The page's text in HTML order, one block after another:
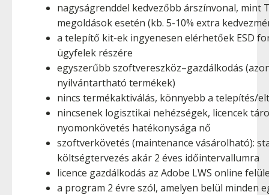
nagyságrenddel kedvezőbb árszínvonal, mint
megoldások esetén (kb. 5-10% extra
a telepítő kit-ek ingyenesen elérhetőek ESD
ügyfelek részére
egyszerűbb szoftvereszköz–gazdálkodás
nyilvántartható termékek)
nincs termékaktiválás, könnyebb a telepítés/
nincsenek logisztikai nehézségek, licencek
nyomonkövetés hatékonysága nő
szoftverkövetés (maintenance vásárolható):
költségtervezés akár 2 éves időintervallumra
licence gazdálkodás az Adobe LWS online
a program 2 évre szól, amelyen belül minden